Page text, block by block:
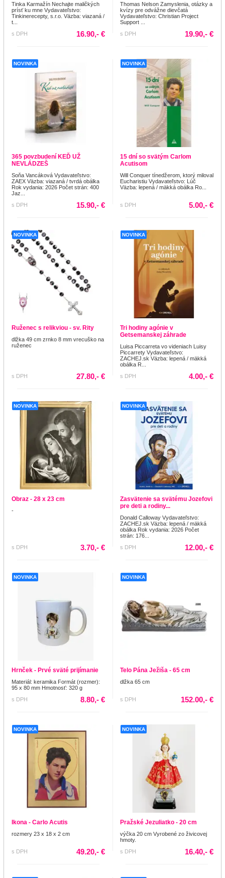
Tinka Karmažín Nechajte maličkých
prísť ku mne Vydavateľstvo:
Tinkinerecepty, s.r.o. Väzba: viazaná /
t...
s DPH
16.90,- €
Thomas Nelson Zamyslenia, otázky a
kvízy pre odvážne dievčatá
Vydavateľstvo: Christian Project
Support ...
s DPH
19.90,- €
NOVINKA
365 povzbudení KEĎ UŽ
NEVLÁDZEŠ
Soňa Vancáková Vydavateľstvo:
ZAEX Väzba: viazaná / tvrdá obálka
Rok vydania: 2026 Počet strán: 400
Jaz...
s DPH
15.90,- €
NOVINKA
15 dní so svätým Carlom
Acutisom
Will Conquer tínedžerom, ktorý miloval
Eucharistiu Vydavateľstvo: Lúč
Väzba: lepená / mäkká obálka Ro...
s DPH 5.00,- €
NOVINKA
Ruženec s relikviou - sv. Rity
dlžka 49 cm zrnko 8 mm vrecuško na
ruženec
s DPH 27.80,- €
NOVINKA
Tri hodiny agónie v
Getsemanskej záhrade
Luisa Piccarreta vo videniach Luisy
Piccarrety Vydavateľstvo:
ZACHEJ.sk Väzba: lepená / mäkká
obálka R...
s DPH
4.00,- €
NOVINKA
Obraz - 28 x 23 cm
-
s DPH 3.70,- €
NOVINKA
Zasvätenie sa svätému Jozefovi
pre deti a rodiny...
Donald Calloway Vydavateľstvo:
ZACHEJ.sk Väzba: lepená / mäkká
obálka Rok vydania: 2026 Počet
strán: 176...
s DPH
12.00,- €
NOVINKA
Hrnček - Prvé sväté prijímanie
Materiál: keramika Formát (rozmer):
95 x 80 mm Hmotnosť: 320 g
s DPH
8.80,- €
NOVINKA
Telo Pána Ježiša - 65 cm
dlžka 65 cm
s DPH 152.00,- €
NOVINKA
Ikona - Carlo Acutis
rozmery 23 x 18 x 2 cm
s DPH 49.20,- €
NOVINKA
Pražské Jezuliatko - 20 cm
výčka 20 cm Vyrobené zo živicovej
hmoty.
s DPH
16.40,- €